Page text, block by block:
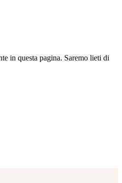
in questa pagina. Saremo lieti di